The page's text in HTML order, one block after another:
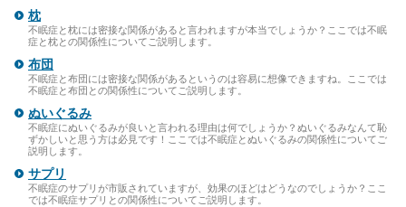
枕
不眠症と枕には密接な関係があると言われますが本当でしょうか？ここでは不眠
症と枕との関係性についてご説明します。
布団
不眠症と布団には密接な関係があるというのは容易に想像できますね。ここでは
不眠症と布団との関係性についてご説明します。
ぬいぐるみ
不眠症にぬいぐるみが良いと言われる理由は何でしょうか？ぬいぐるみなんて恥
ずかしいと思う方は必見です！ここでは不眠症とぬいぐるみの関係性についてご
説明します。
サプリ
不眠症のサプリが市販されていますが、効果のほどはどうなのでしょうか？ここ
では不眠症サプリとの関係性についてご説明します。